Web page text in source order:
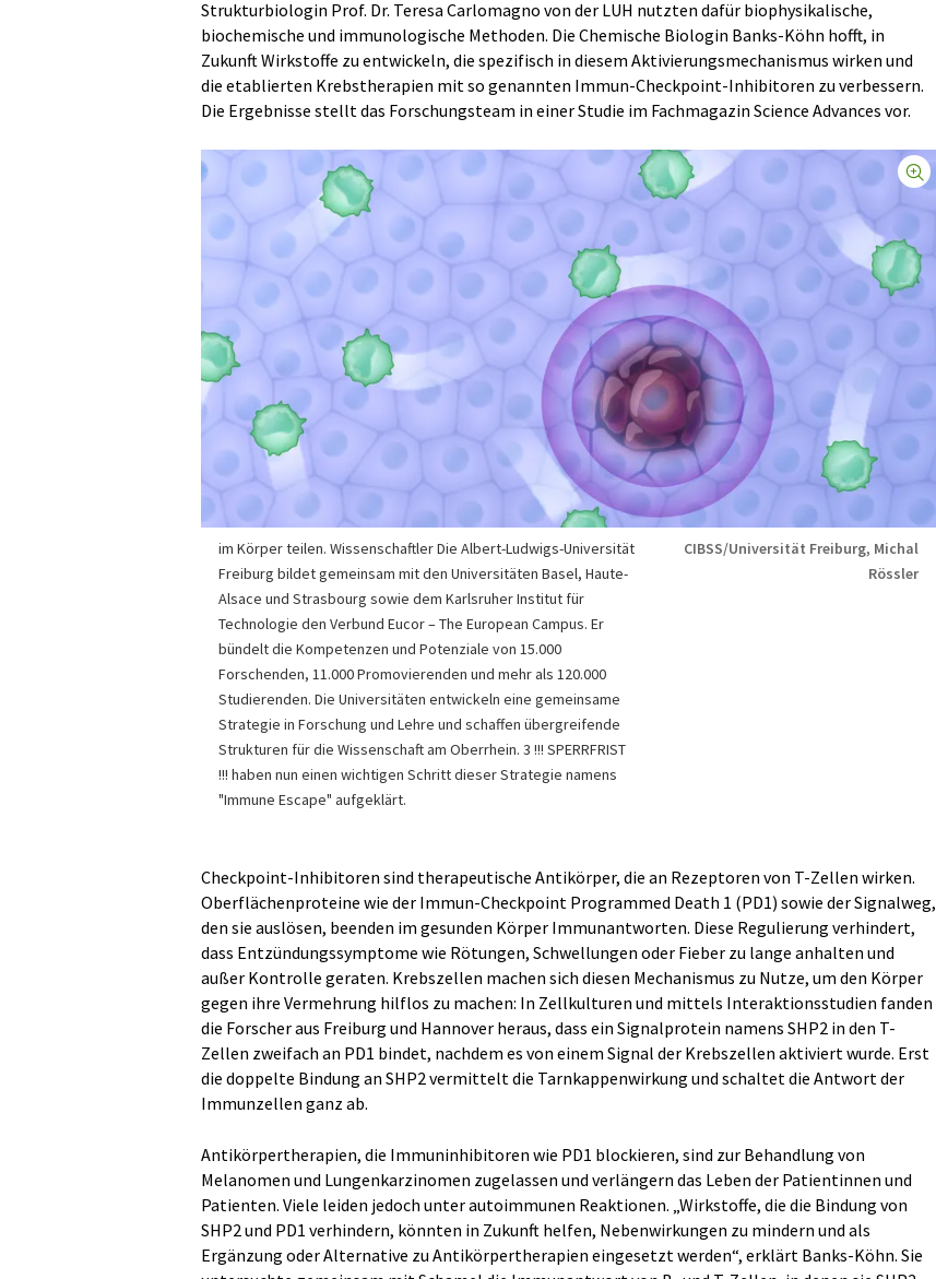
Strukturbiologin Prof. Dr. Teresa Carlomagno von der LUH nutzten dafür biophysikalische,
biochemische und immunologische Methoden. Die Chemische Biologin Banks-Köhn hofft, in
Zukunft Wirkstoffe zu entwickeln, die spezifisch in diesem Aktivierungsmechanismus wirken und
die etablierten Krebstherapien mit so genannten Immun-Checkpoint-Inhibitoren zu verbessern.
Die Ergebnisse stellt das Forschungsteam in einer Studie im Fachmagazin Science Advances vor.
im Körper teilen. Wissenschaftler Die Albert-Ludwigs-Universität
Freiburg bildet gemeinsam mit den Universitäten Basel, Haute-
Alsace und Strasbourg sowie dem Karlsruher Institut für
Technologie den Verbund Eucor – The European Campus. Er
bündelt die Kompetenzen und Potenziale von 15.000
Forschenden, 11.000 Promovierenden und mehr als 120.000
Studierenden. Die Universitäten entwickeln eine gemeinsame
Strategie in Forschung und Lehre und schaffen übergreifende
Strukturen für die Wissenschaft am Oberrhein. 3 !!! SPERRFRIST
!!! haben nun einen wichtigen Schritt dieser Strategie namens
"Immune Escape" aufgeklärt.
CIBSS/Universität Freiburg, Michal
Rössler
Checkpoint-Inhibitoren sind therapeutische Antikörper, die an Rezeptoren von T-Zellen wirken.
Oberflächenproteine wie der Immun-Checkpoint Programmed Death 1 (PD1) sowie der Signalweg,
den sie auslösen, beenden im gesunden Körper Immunantworten. Diese Regulierung verhindert,
dass Entzündungssymptome wie Rötungen, Schwellungen oder Fieber zu lange anhalten und
außer Kontrolle geraten. Krebszellen machen sich diesen Mechanismus zu Nutze, um den Körper
gegen ihre Vermehrung hilflos zu machen: In Zellkulturen und mittels Interaktionsstudien fanden
die Forscher aus Freiburg und Hannover heraus, dass ein Signalprotein namens SHP2 in den T-
Zellen zweifach an PD1 bindet, nachdem es von einem Signal der Krebszellen aktiviert wurde. Erst
die doppelte Bindung an SHP2 vermittelt die Tarnkappenwirkung und schaltet die Antwort der
Immunzellen ganz ab.
Antikörpertherapien, die Immuninhibitoren wie PD1 blockieren, sind zur Behandlung von
Melanomen und Lungenkarzinomen zugelassen und verlängern das Leben der Patientinnen und
Patienten. Viele leiden jedoch unter autoimmunen Reaktionen. „Wirkstoffe, die die Bindung von
SHP2 und PD1 verhindern, könnten in Zukunft helfen, Nebenwirkungen zu mindern und als
Ergänzung oder Alternative zu Antikörpertherapien eingesetzt werden“, erklärt Banks-Köhn. Sie